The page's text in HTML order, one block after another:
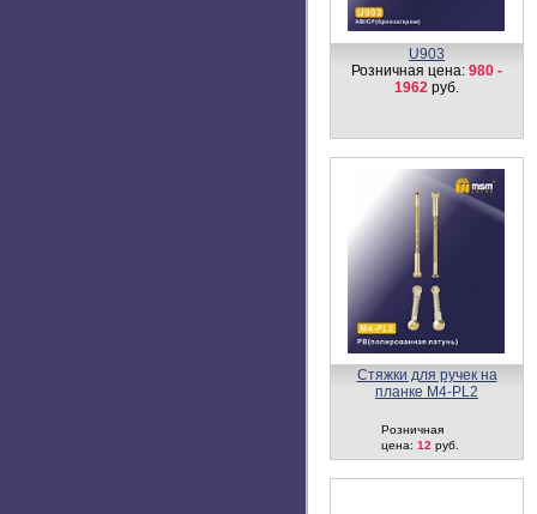
Дверной молоточек G7
Розничная цена:700руб.
Цилиндровый механизм,
латунь
ключ C110 мм
Розничная цена:1100